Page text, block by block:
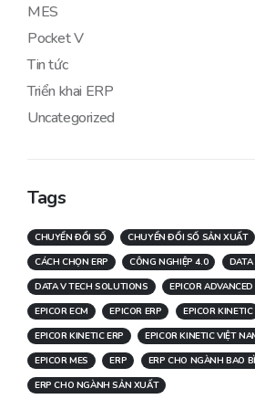
MES
Pocket V
Tin tức
Triển khai ERP
Uncategorized
Tags
CHUYỂN ĐỔI SỐ
CHUYỂN ĐỔI SỐ SẢN XUẤT
CÁCH CHỌN ERP
CÔNG NGHIỆP 4.0
DATA
DATA V TECH SOLUTIONS
EPICOR
EPICOR ECM
EPICOR ERP
EPICOR KINETIC
EPICOR KINETIC ERP
EPICOR KINETIC VIỆT
EPICOR MES
ERP
ERP CHO NGÀNH BAO BÌ
ERP CHO NGÀNH SẢN XUẤT